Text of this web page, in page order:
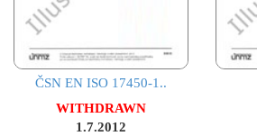
ČSN EN ISO 17450-1..
WITHDRAWN
1.7.2012